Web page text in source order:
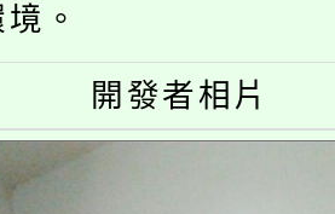
惠，詳情可洽有
能研習
造教育及科技中
研習
生活教案入校路
農教育專業人
。
開發者相片